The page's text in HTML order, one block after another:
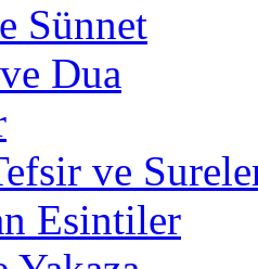
Sünnet
Dua
ve
Esintiler